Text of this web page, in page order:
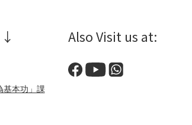
基本功」課
Also Visit us at: